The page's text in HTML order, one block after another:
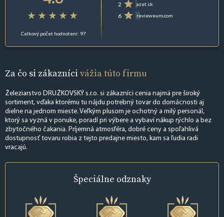
Celkový počet hodnotení: 97
2 azet.sk
6 revieweuro.com
Za čo si zákazníci vážia túto firmu
Železiarstvo DRUŽKOVSKÝ s.r.o. si zákazníci cenia najmä pre široký
sortiment, vďaka ktorému tu nájdu potrebný tovar do domácnosti aj
dielne na jednom mieste. Veľkým plusom je ochotný a milý personál,
ktorý sa vyzná v ponuke, poradí pri výbere a vybaví nákup rýchlo a bez
zbytočného čakania. Príjemná atmosféra, dobré ceny a spoľahlivá
dostupnosť tovaru robia z tejto predajne miesto, kam sa ľudia radi
vracajú.
Špeciálne odznaky